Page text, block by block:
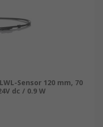
Sensor 120 mm, 70
dc / 0.9 W